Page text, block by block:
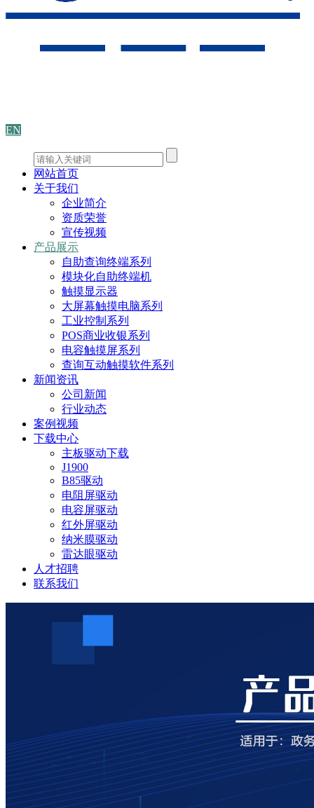
EN
网站首页
关于我们
企业简介
资质荣誉
宣传视频
产品展示
自助查询终端系列
模块化自助终端机
触摸显示器
大屏幕触摸电脑系列
工业控制系列
POS商业收银系列
电容触摸屏系列
查询互动触摸软件系列
新闻资讯
公司新闻
行业动态
案例视频
下载中心
主板驱动下载
J1900
B85驱动
电阻屏驱动
电容屏驱动
红外屏驱动
纳米膜驱动
雷达眼驱动
人才招聘
联系我们